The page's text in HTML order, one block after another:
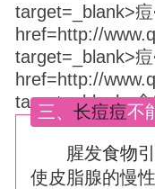
三、 长痘痘不
腥发食物
使皮脂腺的慢